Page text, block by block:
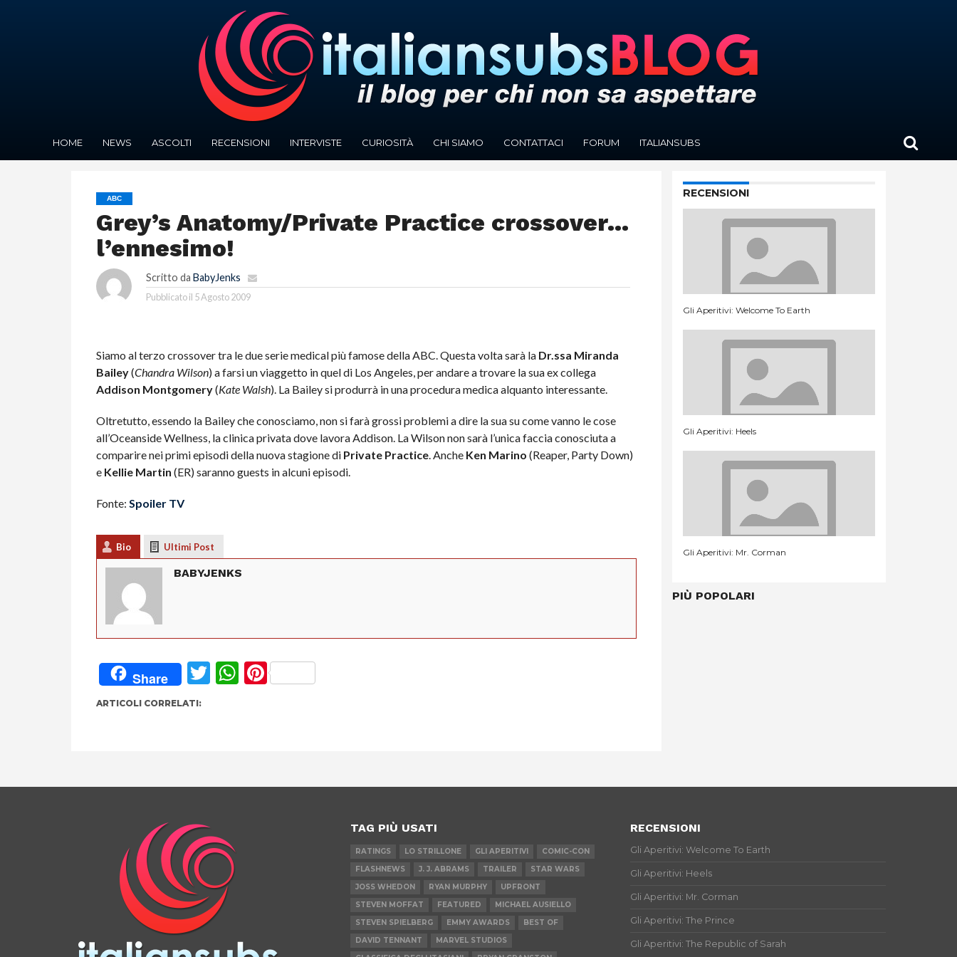
HOME NEWS ASCOLTI RECENSIONI INTERVISTE CURIOSITÀ CHI SIAMO CONTATTACI FORUM ITALIANSUBS
ABC
Grey’s Anatomy/Private Practice crossover…
l’ennesimo!
Scritto da BabyJenks
Pubblicato il 5 Agosto 2009
Siamo al terzo crossover tra le due serie medical più famose della ABC. Questa volta sarà la Dr.ssa Miranda
Bailey(Chandra Wilson) a farsi un viaggetto in quel di Los Angeles, per andare a trovare la sua ex collega
Addison Montgomery(Kate Walsh). La Bailey si produrrà in una procedura medica alquanto interessante.
Oltretutto, essendo la Bailey che conosciamo, non si farà grossi problemi a dire la sua su come vanno le cose
all’Oceanside Wellness, la clinica privata dove lavora Addison. La Wilson non sarà l’unica faccia conosciuta a
comparire nei primi episodi della nuova stagione di Private Practice. Anche Ken Marino (Reaper, Party Down)
e Kellie Martin (ER) saranno guests in alcuni episodi.
Fonte: Spoiler TV
Bio Ultimi Post
BABYJENKS
Share Twitter
WhatsApp
Pinterest
ARTICOLI CORRELATI:
RECENSIONI
Gli Aperitivi: Welcome To Earth
Gli Aperitivi: Heels
Gli Aperitivi: Mr. Corman
PIÙ POPOLARI
TAG PIÙ USATI
RATINGS LO STRILLONE GLI APERITIVI
COMIC-CON
FLASHNEWS
J. J. ABRAMS TRAILER
STAR WARS
JOSS WHEDON
RYAN MURPHY
UPFRONT
STEVEN MOFFAT
FEATURED
MICHAEL AUSIELLO
STEVEN SPIELBERG
EMMY AWARDS
BEST OF
DAVID TENNANT
MARVEL STUDIOS
RECENSIONI
Gli Aperitivi: Welcome To Earth
Gli Aperitivi: Heels
Gli Aperitivi: Mr. Corman
Gli Aperitivi: The Prince
Gli Aperitivi: The Republic of Sarah